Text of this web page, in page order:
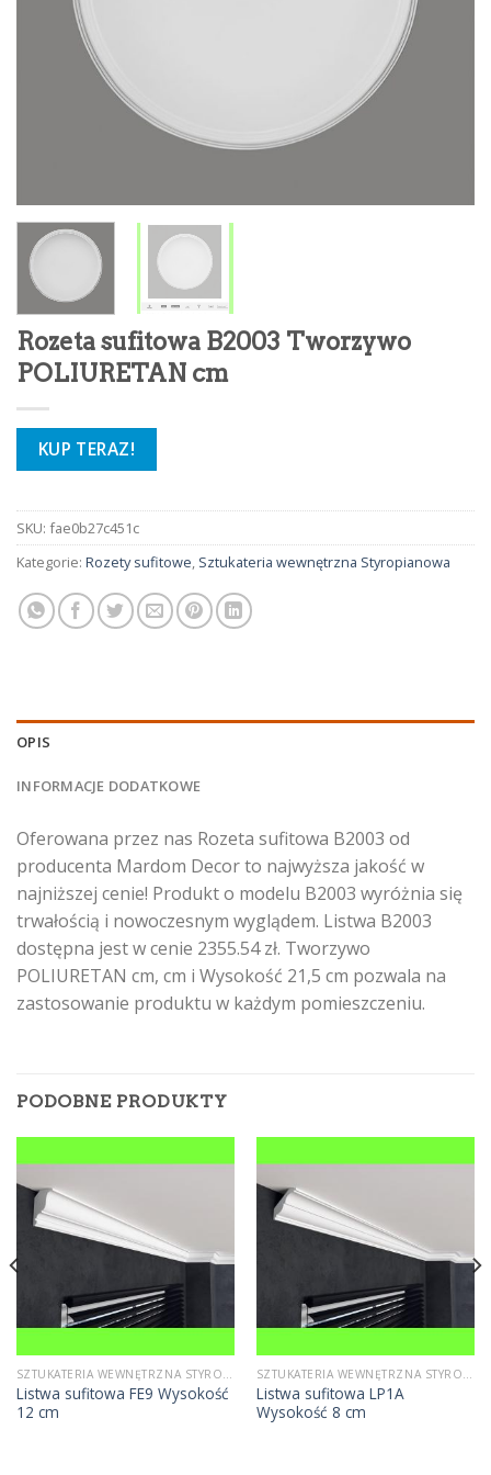
Rozeta sufitowa B2003 Tworzywo
POLIURETAN cm
KUP TERAZ!
SKU: fae0b27c451c
Kategorie: Rozety sufitowe, Sztukateria wewnętrzna Styropianowa
OPIS
INFORMACJE DODATKOWE
Oferowana przez nas Rozeta sufitowa B2003 od
producenta Mardom Decor to najwyższa jakość w
najniższej cenie! Produkt o modelu B2003 wyróżnia się
trwałością i nowoczesnym wyglądem. Listwa B2003
dostępna jest w cenie 2355.54 zł. Tworzywo
POLIURETAN cm, cm i Wysokość 21,5 cm pozwala na
zastosowanie produktu w każdym pomieszczeniu.
PODOBNE PRODUKTY
SZTUKATERIA WEWNĘTRZNA STYROPIANOWA
Listwa sufitowa FE9 Wysokość
12 cm
SZTUKATERIA WEWNĘTRZNA STYROPIANOWA
Listwa sufitowa LP1A
Wysokość 8 cm